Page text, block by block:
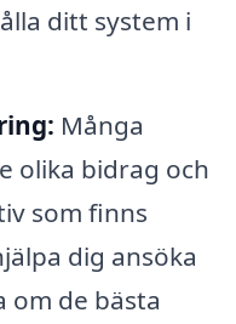
ditt system i
Många
olika bidrag och
som finns
dig ansöka
om de bästa